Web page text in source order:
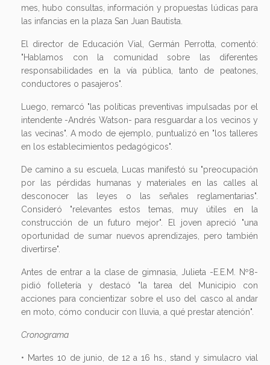
mes, hubo consultas, información y propuestas lúdicas para
las infancias en la plaza San Juan Bautista.
El director de Educación Vial, Germán Perrotta, comentó:
"Hablamos con la comunidad sobre las diferentes
responsabilidades en la vía pública, tanto de peatones,
conductores o pasajeros".
Luego, remarcó "las políticas preventivas impulsadas por el
intendente -Andrés Watson- para resguardar a los vecinos y
las vecinas". A modo de ejemplo, puntualizó en "los talleres
en los establecimientos pedagógicos".
De camino a su escuela, Lucas manifestó su "preocupación
por las pérdidas humanas y materiales en las calles al
desconocer las leyes o las señales reglamentarias".
Consideró "relevantes estos temas, muy útiles en la
construcción de un futuro mejor". El joven apreció "una
oportunidad de sumar nuevos aprendizajes, pero también
divertirse".
Antes de entrar a la clase de gimnasia, Julieta -E.E.M. Nº8-
pidió folletería y destacó "la tarea del Municipio con
acciones para concientizar sobre el uso del casco al andar
en moto, cómo conducir con lluvia, a qué prestar atención".
Cronograma
• Martes 10 de junio, de 12 a 16 hs., stand y simulacro vial